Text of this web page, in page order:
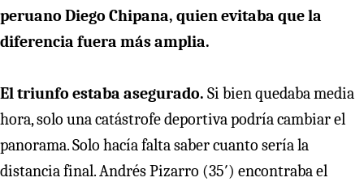
peruano Diego Chipana, quien evitaba que la
diferencia fuera más amplia.
El triunfo estaba asegurado. Si bien quedaba media
hora, solo una catástrofe deportiva podría cambiar el
panorama. Solo hacía falta saber cuanto sería la
distancia final. Andrés Pizarro (35′) encontraba el